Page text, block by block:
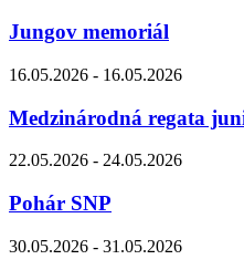
Jungov memoriál
16.05.2026 - 16.05.2026
Medzinárodná regata
22.05.2026 - 24.05.2026
Pohár SNP
30.05.2026 - 31.05.2026